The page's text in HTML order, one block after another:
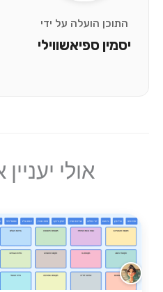
התוכן הועלה על ידי
יסמין ספיאשווילי
אולי